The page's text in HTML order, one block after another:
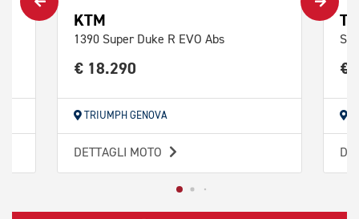
KTM
1390 Super Duke R EVO Abs
€ 18.290
TRIUMPH GENOVA
DETTAGLI MOTO
€